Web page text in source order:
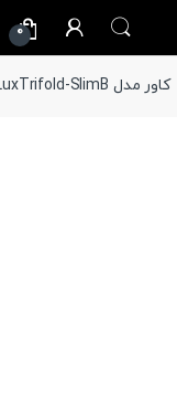
0
کاور مدل LuxTrifold-SlimB گوشی سامسونگ Galaxy Z Trifold